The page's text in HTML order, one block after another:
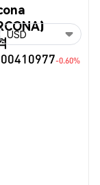
-0.60%
USD